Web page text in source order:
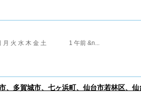
月 火 水 木 金 土 1 午前 &n...
、多賀城市、七ヶ浜町、仙台市若林区、